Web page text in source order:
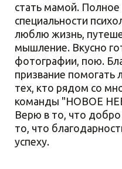
стать мамой.
специальности
люблю жизнь,
мышление. Вкусно
фотографии, пою.
призвание
тех, кто рядом со
команды "НОВОЕ
Верю в то, что
то, что
успеху.